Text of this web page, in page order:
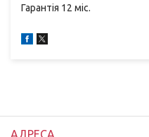
Гарантія 12 міс.